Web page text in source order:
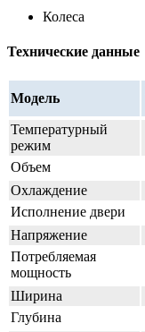
Колеса
Технические данные
Модель
Температурный
режим
Объем
Охлаждение
Исполнение двери
Напряжение
Потребляемая
мощность
Ширина
Глубина